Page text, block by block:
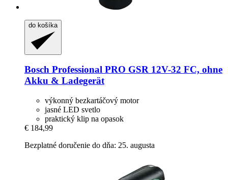
do košíka
Bosch Professional PRO GSR 12V-​32 FC, ohne
Akku & Ladegerät
výkonný bezkartáčový motor
jasné LED svetlo
praktický klip na opasok
€ 184,99
Bezplatné doručenie do dňa: 25. augusta